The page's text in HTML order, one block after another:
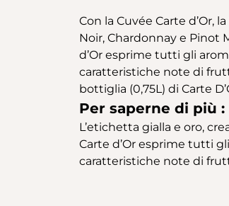
Con la Cuvée Carte d’Or,
Noir, Chardonnay e Pinot
d’Or esprime tutti gli
caratteristiche note di
bottiglia (0,75L) di Carte
Per saperne di più :
L’etichetta gialla e oro,
Carte d’Or esprime tutti
caratteristiche note di